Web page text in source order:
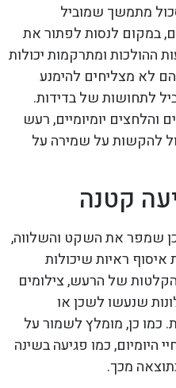
מתמשך שמוביל
במקום לנסות לפתור את
ההולכות ומתרקמות יכולות
לא מצליחים להימנע
לתחושות של בדידות.
והלחצים יומיומיים, רעש
להקשות על שמירה על
קטנה
שמפר את השקט והשלווה,
ראיות שיכולות
של הרעש, צילומים
שנעשו לשכן או
כמו כן, מומלץ לשמור על
כמו פגיעה בשינה
מכך.